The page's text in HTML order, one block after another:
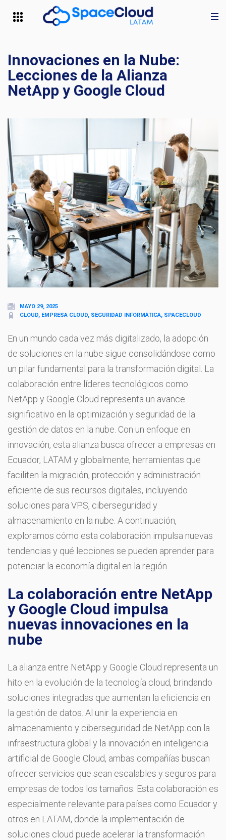
Innovaciones en la Nube:
Lecciones de la Alianza
NetApp y Google Cloud
MAYO 29, 2025
CLOUD, EMPRESA CLOUD, SEGURIDAD INFORMÁTICA, SPACECLOUD
En un mundo cada vez más digitalizado, la adopción
de soluciones en la nube sigue consolidándose como
un pilar fundamental para la transformación digital. La
colaboración entre líderes tecnológicos como
NetApp y Google Cloud representa un avance
significativo en la optimización y seguridad de la
gestión de datos en la nube. Con un enfoque en
innovación, esta alianza busca ofrecer a empresas en
Ecuador, LATAM y globalmente, herramientas que
faciliten la migración, protección y administración
eficiente de sus recursos digitales, incluyendo
soluciones para VPS, ciberseguridad y
almacenamiento en la nube. A continuación,
exploramos cómo esta colaboración impulsa nuevas
tendencias y qué lecciones se pueden aprender para
potenciar la economía digital en la región.
La colaboración entre NetApp
y Google Cloud impulsa
nuevas innovaciones en la
nube
La alianza entre NetApp y Google Cloud representa un
hito en la evolución de la tecnología cloud, brindando
soluciones integradas que aumentan la eficiencia en
la gestión de datos. Al unir la experiencia en
almacenamiento y ciberseguridad de NetApp con la
infraestructura global y la innovación en inteligencia
artificial de Google Cloud, ambas compañías buscan
ofrecer servicios que sean escalables y seguros para
empresas de todos los tamaños. Esta colaboración es
especialmente relevante para países como Ecuador y
otros en LATAM, donde la implementación de
soluciones cloud puede acelerar la transformación